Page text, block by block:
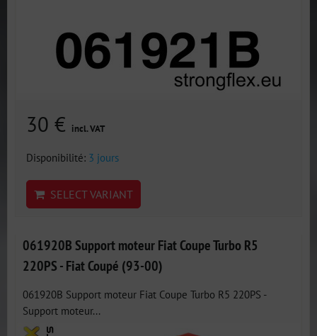
30 € incl. VAT
Disponibilité: 3 jours
SELECT VARIANT
061920B Support moteur Fiat Coupe Turbo R5
220PS - Fiat Coupé (93-00)
061920B Support moteur Fiat Coupe Turbo R5 220PS -
Support moteur...